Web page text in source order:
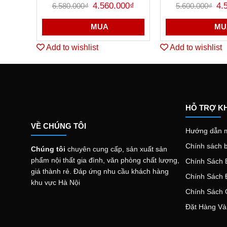
Được
hạng
5
sao
6.580.000₫ Giá
là:
6.580.000₫.
4.560.000₫
tại
MUA
Add to wishlist
Được
hạng
5
sao
5.600.000₫ Giá
là:
Add to wishlist
VỀ CHÚNG TÔI
Chúng tôi chuyên cung cấp, sản xuất sản
phẩm nội thất gia đình, văn phòng chất lượng,
giá thành rẻ. Đáp ứng nhu cầu khách hàng
khu vực Hà Nội
HỖ TRỢ
Hướng dẫn
Chính sách
Chính Sách
Chính Sách
Chính Sách
Đặt Hàng